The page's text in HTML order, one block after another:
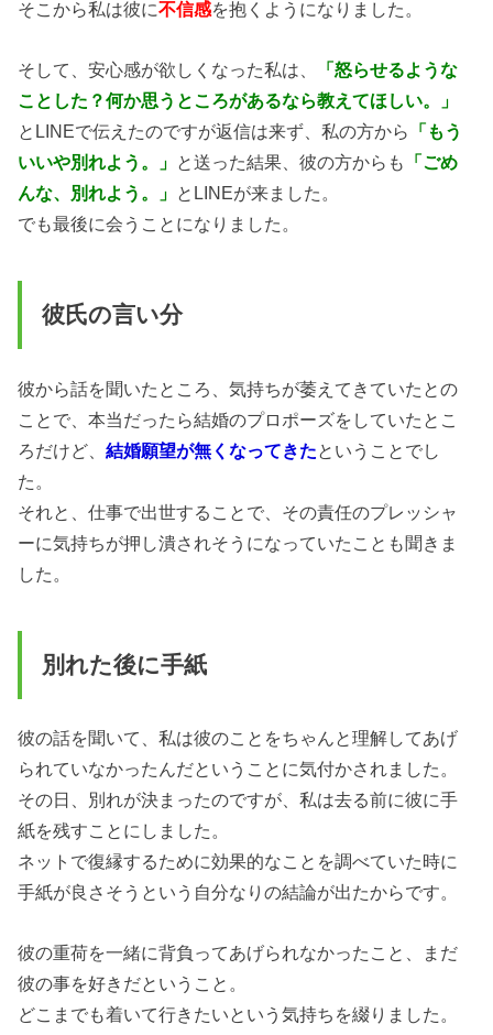
そこから私は彼に不信感を抱くようになりました。
そして、安心感が欲しくなった私は、
「怒らせるような
ことした？何か思うところがあるなら教えてほしい。」
とLINEで伝えたのですが返信は来ず、私の方から
「もう
いいや別れよう。」
と送った結果、彼の方からも
「ごめ
んな、別れよう。」
とLINEが来ました。
でも最後に会うことになりました。
彼氏の言い分
彼から話を聞いたところ、気持ちが萎えてきていたとの
ことで、本当だったら結婚のプロポーズをしていたとこ
ろだけど、結婚願望が無くなってきた ということでし
た。
それと、仕事で出世することで、その責任のプレッシャ
ーに気持ちが押し潰されそうになっていたことも聞きま
した。
別れた後に手紙
彼の話を聞いて、私は彼のことをちゃんと理解してあげ
られていなかったんだということに気付かされました。
その日、別れが決まったのですが、私は去る前に彼に手
紙を残すことにしました。
ネットで復縁するために効果的なことを調べていた時に
手紙が良さそうという自分なりの結論が出たからです。
彼の重荷を一緒に背負ってあげられなかったこと、まだ
彼の事を好きだということ。
どこまでも着いて行きたいという気持ちを綴りました。